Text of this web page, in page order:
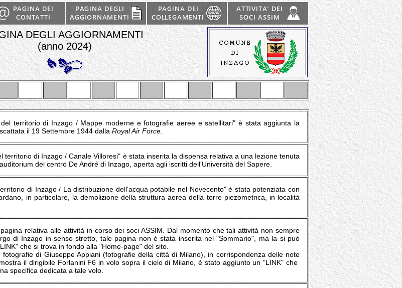
DEGLI AGGIORNAMENTI
(anno 2024)
territorio di Inzago / Mappe moderne e fotografie aeree e satellitari" è stata aggiunta la
il 19 Settembre 1944 dalla Royal Air Force.
territorio di Inzago / Canale Villoresi" è stata inserita la dispensa relativa a una lezione tenuta
del centro De André di Inzago, aperta agli iscritti dell'Università del Sapere.
di Inzago / La distribuzione dell'acqua potabile nel Novecento" è stata potenziata con
in particolare, la demolizione della struttura aerea della torre piezometrica, in località
relativa alle attività in corso dei soci ASSIM. Dal momento che tali attività non sempre
di Inzago in senso stretto, tale pagina non è stata inserita nel "Sommario", ma la si può
che si trova in fondo alla "Home-page" del sito.
fotografie di Giuseppe Appiani (fotografie della città di Milano), in corrispondenza delle note
il dirigibile Forlanini F6 in volo sopra il cielo di Milano, è stato aggiunto un "LINK" che
specifica dedicata a tale volo.